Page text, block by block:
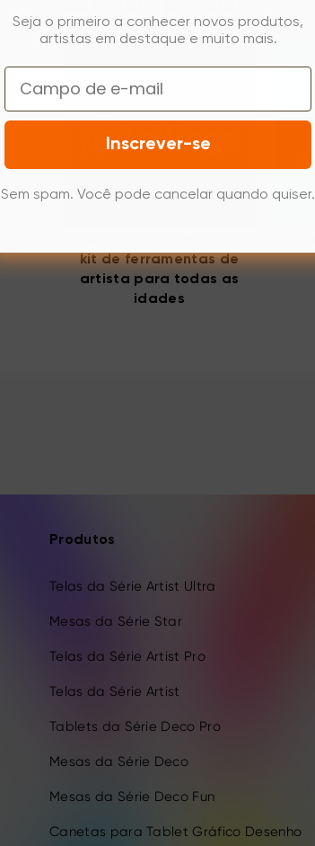
kit de ferramentas de
artista para todas as
idades
Produtos
Telas da Série Artist Ultra
Mesas da Série Star
Telas da Série Artist Pro
Telas da Série Artist
Tablets da Série Deco Pro
Mesas da Série Deco
Mesas da Série Deco Fun
Canetas para Tablet Gráfico Desenho
Seja o primeiro a conhecer novos produtos,
artistas em destaque e muito mais.
Email
Inscrever-se
Sem spam. Você pode cancelar quando quiser.